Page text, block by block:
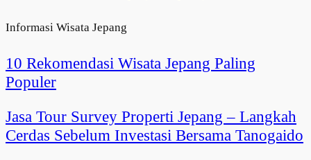
Informasi Wisata Jepang
10 Rekomendasi Wisata Jepang Paling
Populer
Jasa Tour Survey Properti Jepang – Langkah
Cerdas Sebelum Investasi Bersama Tanogaido